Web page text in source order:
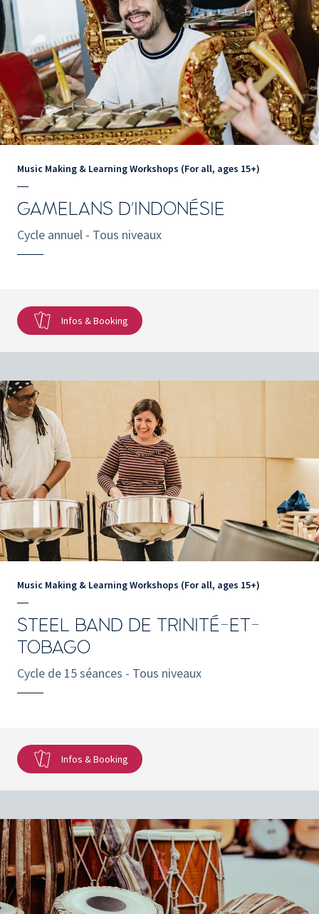
Music Making & Learning Workshops (For all, ages 15+)
GAMELANS D'INDONÉSIE
Cycle annuel - Tous niveaux
Infos & Booking
Music Making & Learning Workshops (For all, ages 15+)
STEEL BAND DE TRINITÉ-ET-
TOBAGO
Cycle de 15 séances - Tous niveaux
Infos & Booking